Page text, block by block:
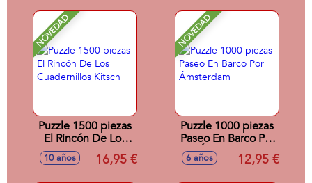
NOVEDAD
Puzzle 1500 piezas
El Rincón De Los
Cuadernillos Kitsch
10 años 16,95 €
NOVEDAD
Puzzle 1000 piezas
Paseo En Barco Por
Ámsterdam
6 años 12,95 €